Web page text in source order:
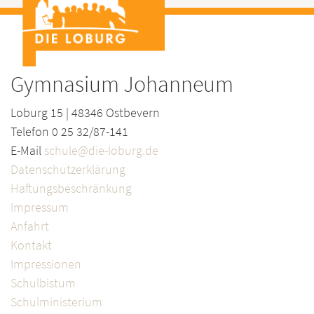
Gymnasium Johanneum
Loburg 15 | 48346 Ostbevern
Telefon 0 25 32/87-141
E-Mail schule@die-loburg.de
Datenschutzerklärung
Haftungsbeschränkung
Impressum
Anfahrt
Kontakt
Impressionen
Schulbistum
Schulministerium